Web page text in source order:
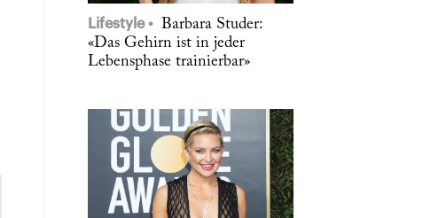
Lifestyle
Barbara Studer:
«Das Gehirn ist in jeder
Lebensphase trainierbar»